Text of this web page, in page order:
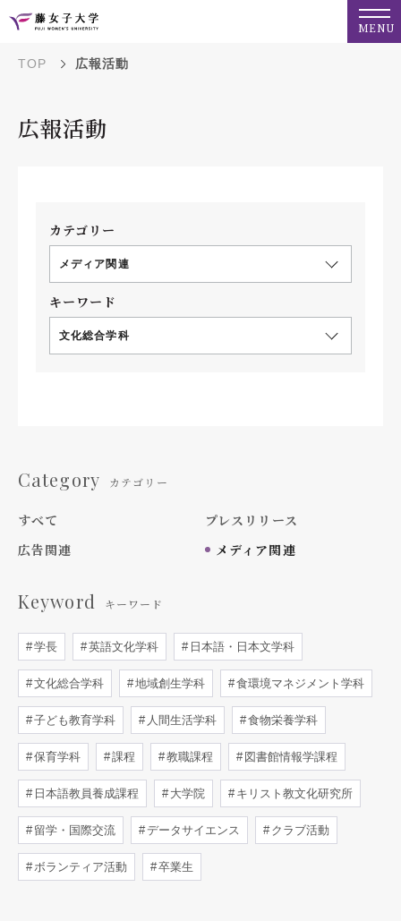
MENU
TOP 広報活動
広報活動
カテゴリー
メディア関連
キーワード
文化総合学科
Category カテゴリー
すべて
プレスリリース
広告関連
メディア関連
Keyword キーワード
学長 英語文化学科 日本語・日本文学科
文化総合学科 地域創生学科 食環境マネジメント学科
子ども教育学科 人間生活学科 食物栄養学科
保育学科 課程 教職課程 図書館情報学課程
日本語教員養成課程 大学院 キリスト教文化研究所
留学・国際交流 データサイエンス クラブ活動
ボランティア活動 卒業生